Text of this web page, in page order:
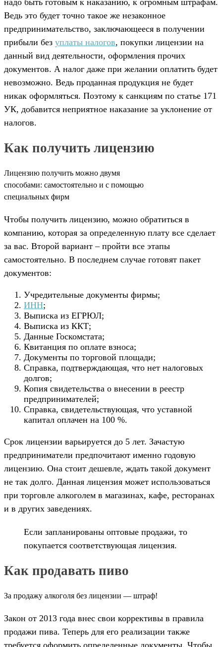
надо быть готовым к наказанию, к огромным штрафам.
Ведь это будет точно такое же незаконное
предпринимательство, заключающееся в получении
прибыли без уплаты налогов, покупки лицензии на
данный вид деятельности, оформления прочих
документов. А налог даже при желании оплатить будет
невозможно. Ведь проданная продукция не будет
никак оформляться. Поэтому к санкциям по статье 171
УК, добавится неприятное наказание за уклонение от
налогов.
Как получить лицензию
Лицензию получить можно двумя
способами: самостоятельно и с помощью
специальных фирм
Чтобы получить лицензию, можно обратиться в
компанию, которая за определенную плату все сделает
за вас. Второй вариант – пройти все этапы
самостоятельно. В последнем случае готовят пакет
документов:
Учредительные документы фирмы;
ИНН;
Выписка из ЕГРЮЛ;
Выписка из ККТ;
Данные Госкомстата;
Квитанция по оплате взноса;
Документы по торговой площади;
Справка, подтверждающая, что нет налоговых
долгов;
Копия свидетельства о внесении в реестр
предпринимателей;
Справка, свидетельствующая, что уставной
капитал оплачен на 100 %.
Срок лицензии варьируется до 5 лет. Зачастую
предприниматели предпочитают именно годовую
лицензию. Она стоит дешевле, ждать такой документ
не так долго. Данная лицензия может использоваться
при торговле алкоголем в магазинах, кафе, ресторанах
и в других заведениях.
Если запланированы оптовые продажи, то
покупается соответствующая лицензия.
Как продавать пиво
За продажу алкоголя без лицензии — штраф!
Закон от 2013 года внес свои коррективы в правила
продажи пива. Теперь для его реализации также
требуется оформить определенные документы. Чтобы